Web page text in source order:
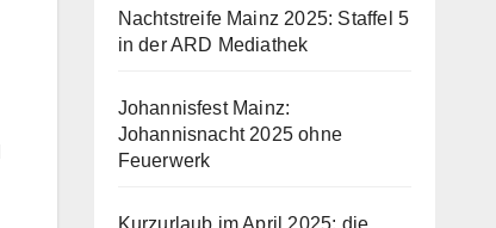
Nachtstreife Mainz 2025: Staffel 5
in der ARD Mediathek
Johannisfest Mainz:
Johannisnacht 2025 ohne
Feuerwerk
Kurzurlaub im April 2025: die